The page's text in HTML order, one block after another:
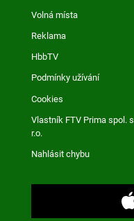
Volná místa
Reklama
HbbTV
Podmínky užívání
Cookies
Vlastník FTV Prima spol. s
r.o.
Nahlásit chybu